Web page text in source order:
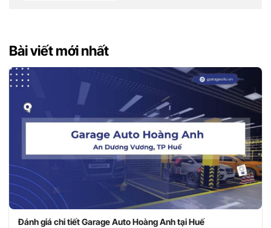
Bài viết mới nhất
Đánh giá chi tiết Garage Auto Hoàng Anh tại Huế